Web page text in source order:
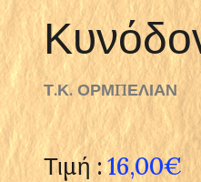
Τ.Κ. ΟΡΜΠΕΛΙΑΝ
Τιμή : 16,00€